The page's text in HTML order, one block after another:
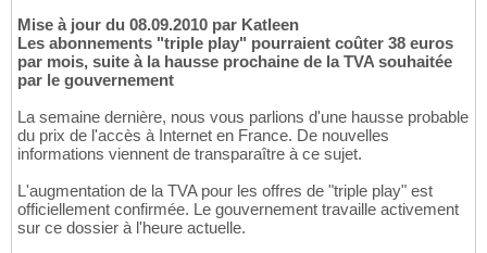
Mise à jour du 08.09.2010 par Katleen
Les abonnements "triple play" pourraient coûter 38 euros
par mois, suite à la hausse prochaine de la TVA souhaitée
par le gouvernement
La semaine dernière, nous vous parlions d'une hausse probable
du prix de l'accès à Internet en France. De nouvelles
informations viennent de transparaître à ce sujet.
L'augmentation de la TVA pour les offres de "triple play" est
officiellement confirmée. Le gouvernement travaille activement
sur ce dossier à l'heure actuelle.